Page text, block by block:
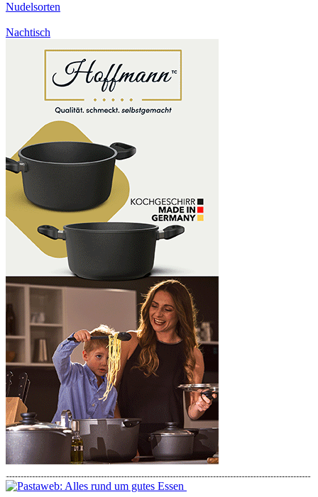
Nudelsorten
Nachtisch